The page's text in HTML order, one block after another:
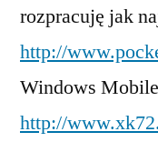
rozpracuję jak
http://
Windows
http://